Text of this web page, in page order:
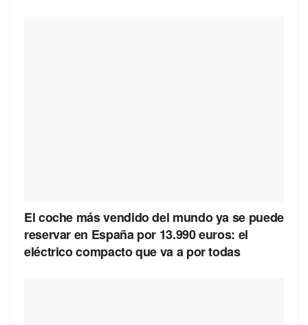
El coche más vendido del mundo ya se puede
reservar en España por 13.990 euros: el
eléctrico compacto que va a por todas